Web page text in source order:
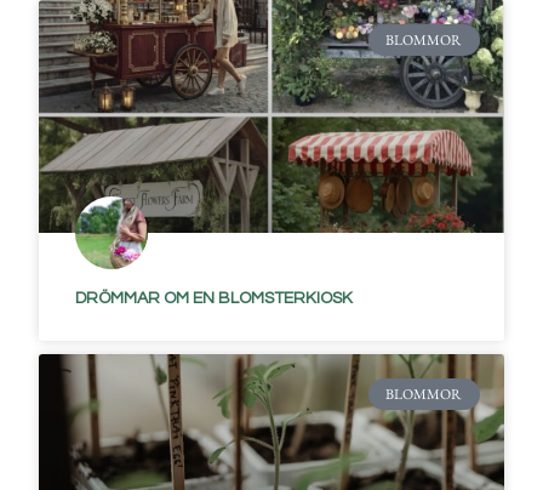
BLOMMOR
DRÖMMAR OM EN BLOMSTERKIOSK
BLOMMOR